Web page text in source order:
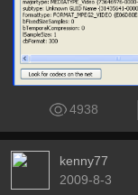
4938
kenny77
2009-8-3